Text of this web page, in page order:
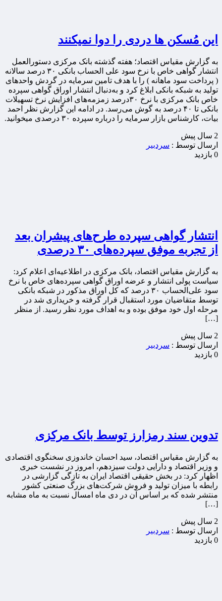
این مُسکن ها دردی را دوا نمیکنند
به گزارش مقیاس اقتصاد؛ هفته گذشته بانک مرکزی دستورالعمل
انتشار گواهی خاص با نرخ سود علی الحساب بانکی ۳۰ درصد سالانه
( پرداخت سود ماهانه ) را با هدف تامین سرمایه در گردش واحد‌های
تولید به شبکه بانکی ابلاغ کرد و به‌دنبال انتشار اوراق گواهی سپرده
خاص بانک مرکزی با نرخ ۳۰درصد زمزمه‌های افزایش نرخ تسهیلات
بانکی تا ۴۰ درصد به گوش می‌رسد. در ادامه این گزارش نظر احمد
بیات، کارشناس بازار سرمایه را درباره سپرده ۳۰ درصدی میخوانید.
2 سال پيش
ارسال توسط : سردبیر
0 بازدید
انتشار گواهی سپرده طرح‌های پیشران بعد
از تجربه موفق سپرده‌های ۳۰ درصدی
به گزارش مقیاس اقتصاد، بانک مرکزی در اطلاعیه‌ای اعلام کرد:
سیاست پولی انتشار و عرضه اوراق گواهی سپرده‌های خاص با نرخ
سود علی‌الحساب ۳۰ درصد که کل اوراق مذکور در شبکه بانکی
توسط متقاضیان مورد استقبال قرار گرفته و خریداری شد در
مرحله اول خود موفق بوده و به اهداف مورد نظر رسید. از منظر
[…]
2 سال پيش
ارسال توسط : سردبیر
0 بازدید
تدوین سند رمزارز توسط بانک مرکزی
به گزارش مقیاس اقتصاد، سید احسان خاندوزی سخنگوی اقتصادی
و وزیر اقتصاد و دارایی دولت سیزدهم، امروز در نشست خبری
اظهار کرد: در بخش حقیقی اقتصاد ایران به تازگی گزارشی در
رابطه با میزان تولید و فروش شرکت‌های بزرگ صنعتی کشور
منتشر شده که بر اساس آن در دی ماه امسال نسبت به ماه مشابه
[…]
2 سال پيش
ارسال توسط : سردبیر
0 بازدید